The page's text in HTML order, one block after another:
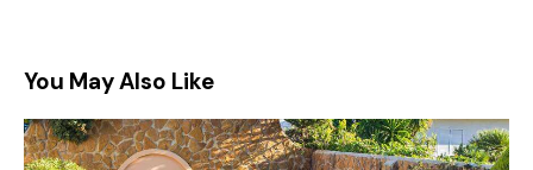
You May Also Like